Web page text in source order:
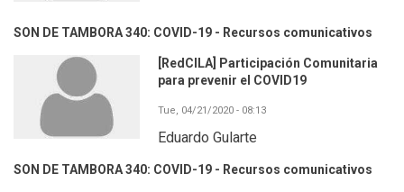
SON DE TAMBORA 340: COVID-19 - Recursos comunicativos
[RedCILA] Participación Comunitaria
para prevenir el COVID19
Tue, 04/21/2020 - 08:13
Eduardo Gularte
SON DE TAMBORA 340: COVID-19 - Recursos comunicativos